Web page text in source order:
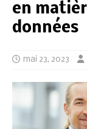
en
données
mai 23, 2023